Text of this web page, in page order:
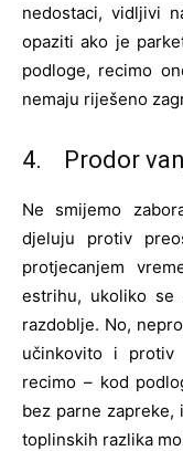
nedostaci, vidljivi
opaziti ako je
podloge, recimo
nemaju riješeno
4. Prodor
Ne smijemo
djeluju protiv
protjecanjem
estrihu, ukoliko
razdoblje. No,
učinkovito i protiv
recimo – kod
bez parne
toplinskih razlika